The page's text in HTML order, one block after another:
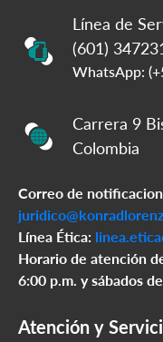
Línea de
(601)
WhatsApp:
Carrera 9
Colombia
Correo de
Línea Ética:
Horario de atención
6:00 p.m. y sábados
Atención y